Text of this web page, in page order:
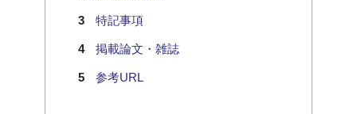
特記事項
掲載論文・雑誌
参考URL